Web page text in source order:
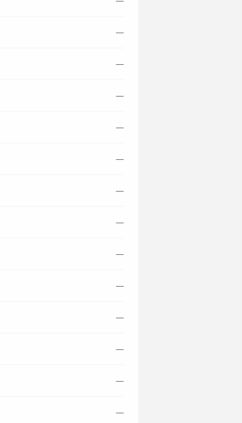
—
—
—
—
—
—
—
—
—
—
—
—
—